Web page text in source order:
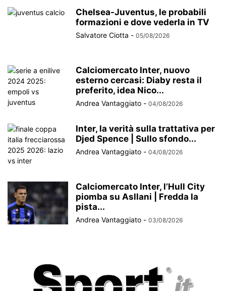
Chelsea-Juventus, le probabili
formazioni e dove vederla in TV
Salvatore Ciotta - 05/08/2026
Calciomercato Inter, nuovo
esterno cercasi: Diaby resta il
preferito, idea Nico...
Andrea Vantaggiato - 04/08/2026
Inter, la verità sulla trattativa per
Djed Spence | Sullo sfondo...
Andrea Vantaggiato - 04/08/2026
Calciomercato Inter, l’Hull City
piomba su Asllani | Fredda la
pista...
Andrea Vantaggiato - 03/08/2026